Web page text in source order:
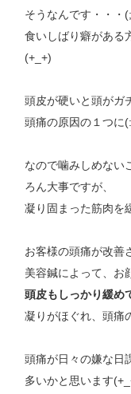
そうなんです・・・
食いしばり癖がある
(+_+)
頭皮が硬いと頭がガ
頭痛の原因の１つに
なので噛みしめない
ろん大事ですが、
凝り固まった筋肉を
お客様の頭痛が改善
美容鍼によって、お
頭皮もしっかり緩め
凝りがほぐれ、頭痛
頭痛が日々の嫌な日
多いかと思います